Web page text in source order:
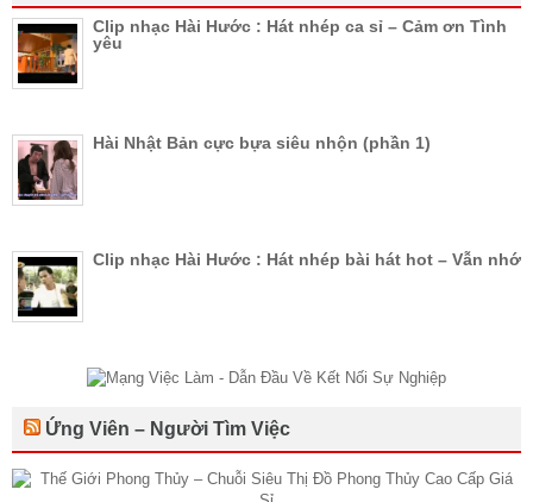
Clip nhạc Hài Hước : Hát nhép ca sỉ – Cảm ơn Tình
yêu
Hài Nhật Bản cực bựa siêu nhộn (phần 1)
Clip nhạc Hài Hước : Hát nhép bài hát hot – Vẫn nhớ
Ứng Viên – Người Tìm Việc